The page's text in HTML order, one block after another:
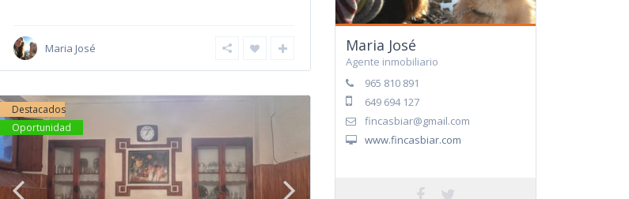
Maria José
Destacados
Oportunidad
Maria José
Agente inmobiliario
965 810 891
649 694 127
fincasbiar@gmail.com
www.fincasbiar.com